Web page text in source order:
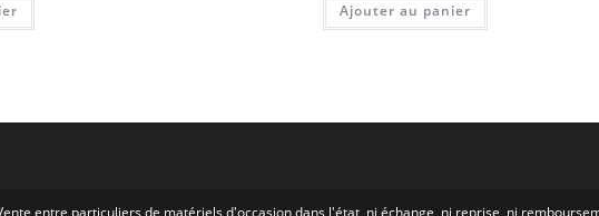
Ajouter au panier
entre particuliers de matériels d'occasion dans l'état, ni échange, ni reprise, ni